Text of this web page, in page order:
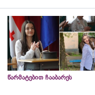
წარმატებით ჩააბარეს